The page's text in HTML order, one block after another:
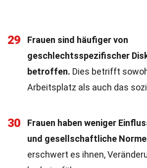
29
Frauen sind häufiger von
geschlechtsspezifischer
betroffen. Dies betrifft
Arbeitsplatz als auch das
30
Frauen haben weniger
und gesellschaftliche
erschwert es ihnen,